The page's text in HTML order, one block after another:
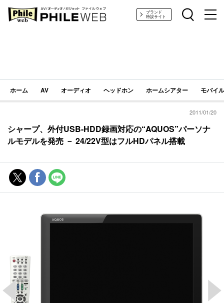
PHILE WEB｜AV/オーディオ/ガジェットブランド
特設サイト
ホーム AV オーディオ ヘッドホン ホームシアター モバイ
2011/01/20
シャープ、外付USB-HDD録画対応の“AQUOS”パーソナ
ルモデルを発売 － 24/22V型はフルHDパネル搭載